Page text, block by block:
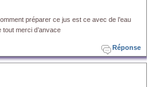
préparer ce jus est ce avec de l’eau
merci d’anvace
Réponse